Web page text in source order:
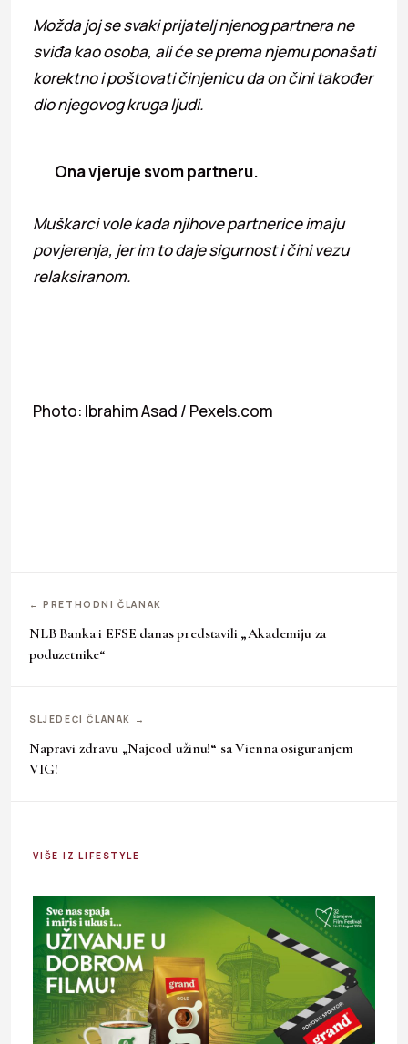
Možda joj se svaki prijatelj njenog partnera ne
sviđa kao osoba, ali će se prema njemu ponašati
korektno i poštovati činjenicu da on čini također
dio njegovog kruga ljudi.
Ona vjeruje svom partneru.
Muškarci vole kada njihove partnerice imaju
povjerenja, jer im to daje sigurnost i čini vezu
relaksiranom.
Photo: Ibrahim Asad / Pexels.com
← PRETHODNI ČLANAK
NLB Banka i EFSE danas predstavili „Akademiju za
poduzetnike“
SLJEDEĆI ČLANAK →
Napravi zdravu „Najcool užinu!“ sa Vienna osiguranjem
VIG!
VIŠE IZ LIFESTYLE